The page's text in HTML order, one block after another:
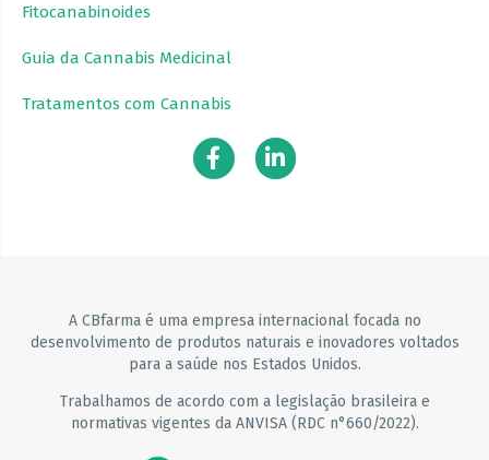
Fitocanabinoides
Guia da Cannabis Medicinal
Tratamentos com Cannabis
A CBfarma é uma empresa internacional focada no
desenvolvimento de produtos naturais e inovadores voltados
para a saúde nos Estados Unidos.
Trabalhamos de acordo com a legislação brasileira e
normativas vigentes da ANVISA (RDC n°660/2022).